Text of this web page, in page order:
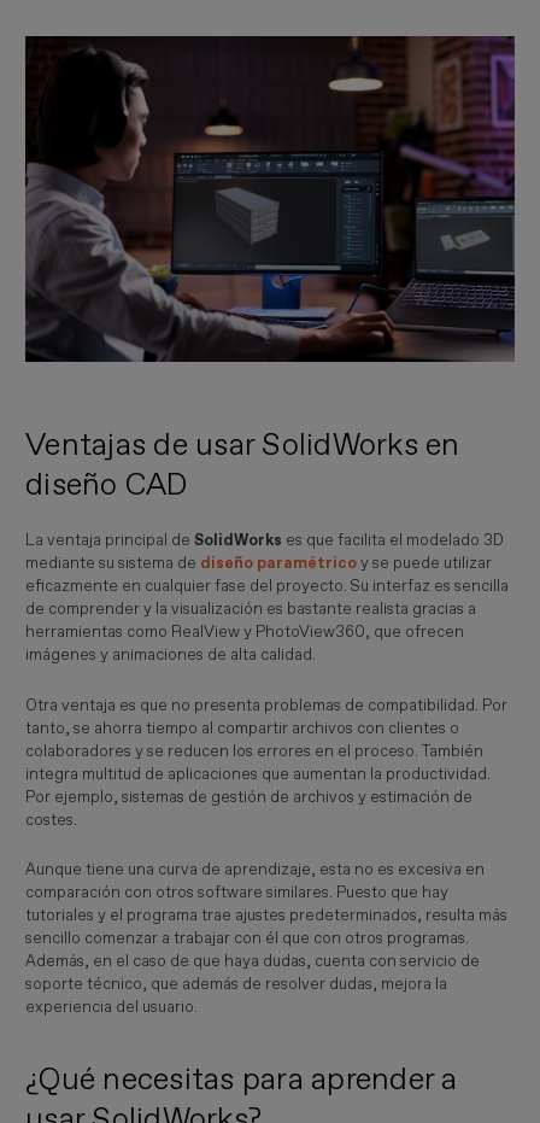
Imagen
Ventajas de usar SolidWorks en
diseño CAD
La ventaja principal deSolidWorks es que facilita el modelado 3D
mediante su sistema de diseño paramétricoy se puede utilizar
eficazmente en cualquier fase del proyecto. Su interfaz es sencilla
de comprender y la visualización es bastante realista gracias a
herramientas como RealView y PhotoView360, que ofrecen
imágenes y animaciones de alta calidad.
Otra ventaja es que no presenta problemas de compatibilidad. Por
tanto, se ahorra tiempo al compartir archivos con clientes o
colaboradores y se reducen los errores en el proceso. También
integra multitud de aplicaciones que aumentan la productividad.
Por ejemplo, sistemas de gestión de archivos y estimación de
costes.
Aunque tiene una curva de aprendizaje, esta no es excesiva en
comparación con otros software similares. Puesto que hay
tutoriales y el programa trae ajustes predeterminados, resulta más
sencillo comenzar a trabajar con él que con otros programas.
Además, en el caso de que haya dudas, cuenta con servicio de
soporte técnico, que además de resolver dudas, mejora la
experiencia del usuario.
¿Qué necesitas para aprender a